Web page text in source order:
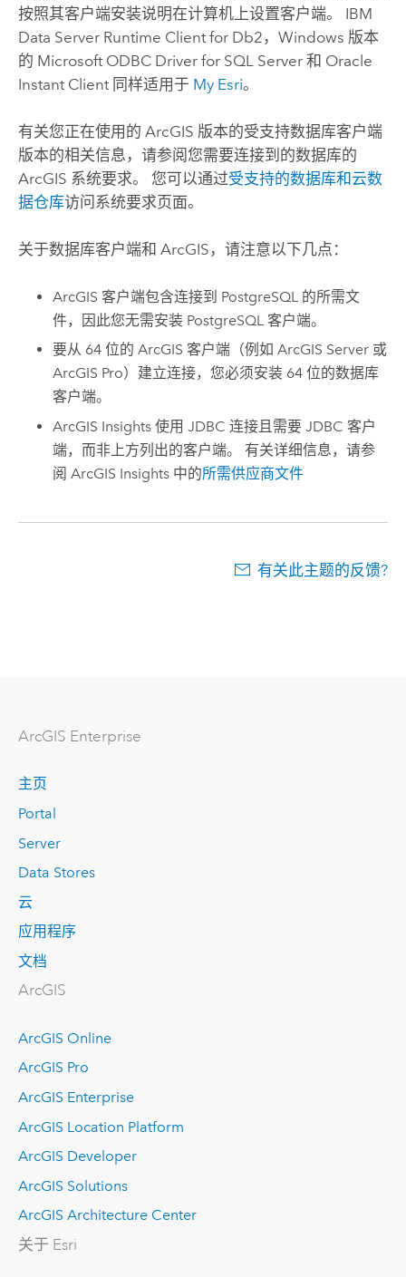
按照其客户端安装说明在计算机上设置客户端。 IBM
Data Server Runtime Client for Db2 ， Windows 版本
的 MicrosoftODBC Driver for SQL Server和 Oracle
Instant Client 同样适用于 My Esri。
有关您正在使用的 ArcGIS 版本的受支持数据库客户端
版本的相关信息，请参阅您需要连接到的数据库的
ArcGIS 系统要求。 您可以通过受支持的数据库和云数
据仓库访问系统要求页面。
关于数据库客户端和 ArcGIS，请注意以下几点：
ArcGIS 客户端包含连接到 PostgreSQL 的所需文
件，因此您无需安装 PostgreSQL 客户端。
要从 64 位的 ArcGIS 客户端（例如ArcGIS Server 或
ArcGIS Pro）建立连接，您必须安装 64 位的数据库
客户端。
ArcGIS Insights 使用 JDBC 连接且需要 JDBC 客户
端，而非上方列出的客户端。 有关详细信息，请参
阅ArcGIS Insights 中的所需供应商文件
有关此主题的反馈?
ArcGIS Enterprise
主页
Portal
Server
Data Stores
云
应用程序
文档
ArcGIS
ArcGIS Online
ArcGIS Pro
ArcGIS Enterprise
ArcGIS Location Platform
ArcGIS Developer
ArcGIS Solutions
ArcGIS Architecture Center
关于 Esri